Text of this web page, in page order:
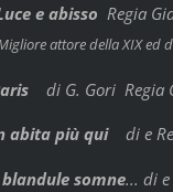
e abisso Regia
attore della XIX ed
di G. Gori Regia
abita più quidi e
somne... di